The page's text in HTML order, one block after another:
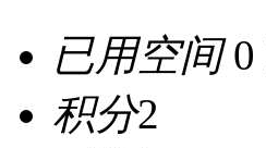
已用空间0
积分2